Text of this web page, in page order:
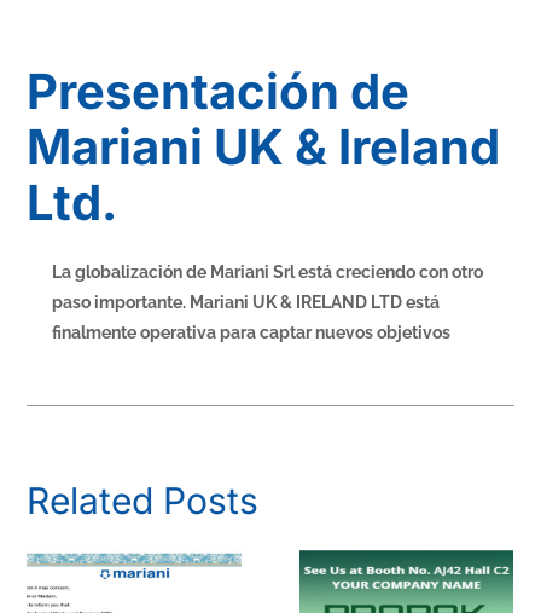
Presentación de
Mariani UK & Ireland
Ltd.
La globalización de Mariani Srl está creciendo con otro
paso importante. Mariani UK & IRELAND LTD está
finalmente operativa para captar nuevos objetivos
Related Posts